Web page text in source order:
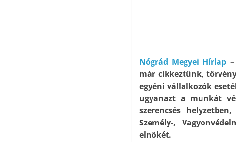
Nógrád Megyei Hírlap
már cikkeztünk,
egyéni vállalkozók
ugyanazt a munkát
szerencsés
Személy-,
elnökét.